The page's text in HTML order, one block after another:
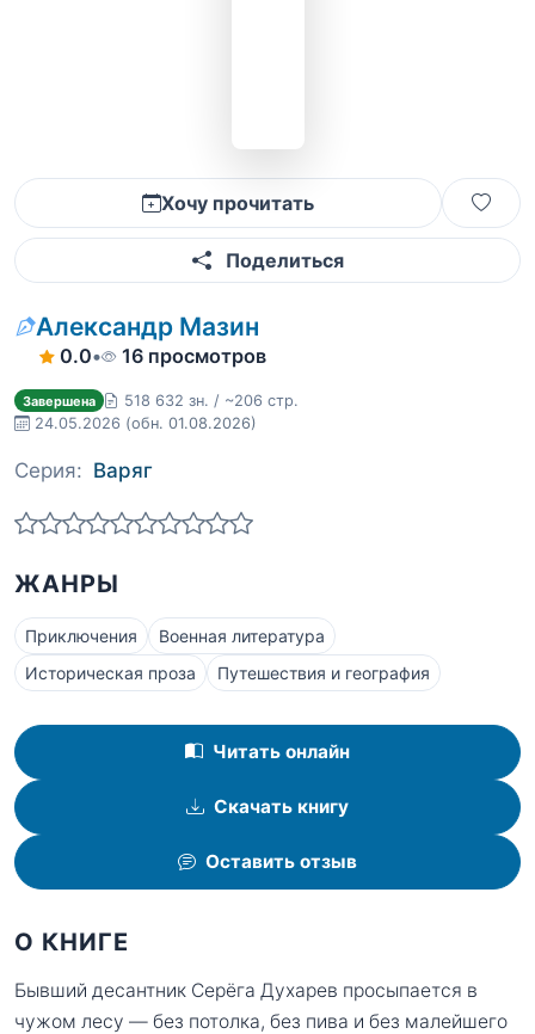
Хочу прочитать
Поделиться
Александр Мазин
0.0• 16 просмотров
Завершена
518 632 зн. / ~206 стр.
24.05.2026 (обн. 01.08.2026)
Серия: Варяг
ЖАНРЫ
Приключения
Военная литература
Историческая проза
Путешествия и география
Читать онлайн
Скачать книгу
Оставить отзыв
О КНИГЕ
Бывший десантник Серёга Духарев просыпается в
чужом лесу — без потолка, без пива и без малейшего